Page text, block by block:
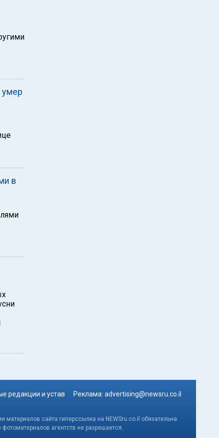
умер
в
редакции и устав Реклама: advertising@newsru.co.il
сайта гиперссылка на NEWSru.co.il обязательна.
агентств не разрешается.